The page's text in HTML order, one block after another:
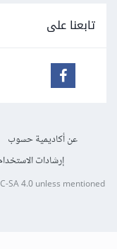
تابعنا على
عن أكاديمية حسوب
إرشادات الاستخدام
SA 4.0unless mentioned